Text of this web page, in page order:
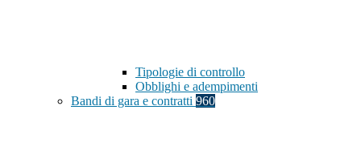
Tipologie di controllo
Obblighi e adempimenti
Bandi di gara e contratti 960